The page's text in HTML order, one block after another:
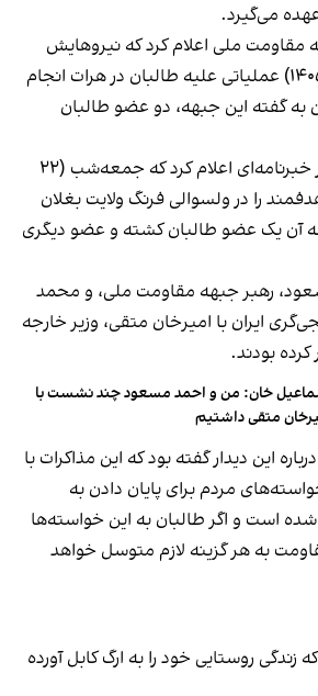
می‌گیرد.
مقاومت ملی اعلام کرد که نیروهایش
شنبه‌شب (۲۳ جوزا ۱۴۰۵) عملیاتی علیه طالبان در هرات انجام
به گفته این جبهه، دو عضو طالبان
این جبهه همچنین در خبرنامه‌ای اعلام کرد که جمعه‌شب (۲۲
هدفمند را در ولسوالی فرنگ ولایت بغلان
آن یک عضو طالبان کشته و عضو دیگری
رهبر جبهه مقاومت ملی، و محمد
ایران با امیرخان متقی، وزیر خارجه
کرده بودند.
خان: من و احمد مسعود چند نشست با
متقی داشتیم
این دیدار گفته بود که این مذاکرات با
مردم برای پایان دادن به
است و اگر طالبان به این خواسته‌ها
به هر گزینه لازم متوسل خواهد